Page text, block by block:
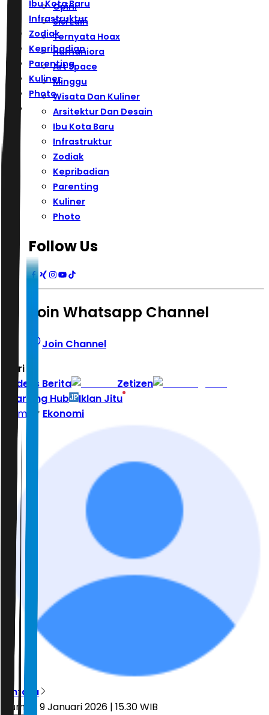
Ibu Kota Baru
Infrastruktur
Zodiak
Kepribadian
Parenting
Kuliner
Photo
Opini
Sisi Lain
Ternyata Hoax
Humaniora
Art Space
Minggu
Wisata Dan Kuliner
Arsitektur Dan Desain
Ibu Kota Baru
Infrastruktur
Zodiak
Kepribadian
Parenting
Kuliner
Photo
Follow Us
Join Whatsapp Channel
Join Channel
Hari ini
Indeks Berita
Zetizen
Learning Hub
Iklan Jitu
Home
Ekonomi
Antara
Jumat, 9 Januari 2026 | 15.30 WIB